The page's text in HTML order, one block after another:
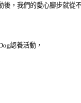
後，我們的愛心腳步就從
認養活動，